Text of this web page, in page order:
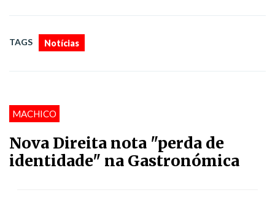
TAGS Notícias
MACHICO
Nova Direita nota "perda de
identidade" na Gastronómica